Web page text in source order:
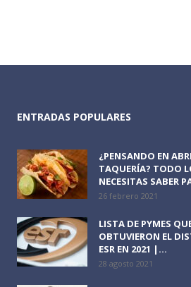
ENTRADAS POPULARES
¿PENSANDO EN
TAQUERÍA? TODO
NECESITAS SABER
26 febrero 2021
LISTA DE PYMES
OBTUVIERON EL
ESR EN 2021 |...
28 agosto 2021